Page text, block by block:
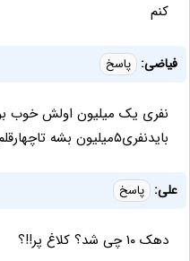
کنم
فیاضی: پاسخ
نفری یک میلیون اولش خوب
بایدنفری۵میلیون بشه تاچهارقلم بخریم
علی: پاسخ
دهک ۱۰ چی شد؟ کلاغ پر!!؟